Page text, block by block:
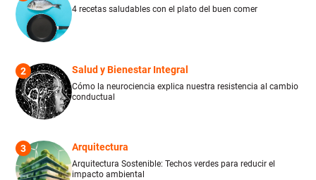
4 recetas saludables con el plato del buen comer
2 Salud y Bienestar Integral
Cómo la neurociencia explica nuestra resistencia al cambio
conductual
3 Arquitectura
Arquitectura Sostenible: Techos verdes para reducir el
impacto ambiental